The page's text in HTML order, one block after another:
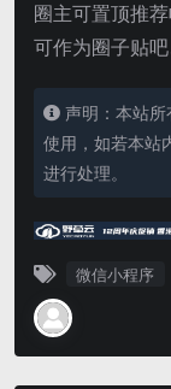
圈主可置顶推
可作为圈子贴吧
声明：本站
使用，如若本站
进行处理。
微信小程序